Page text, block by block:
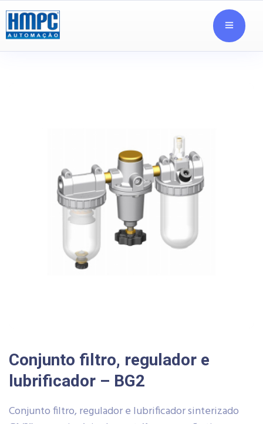
Conjunto filtro, regulador e
lubrificador – BG2
Conjunto filtro, regulador e lubrificador sinterizado